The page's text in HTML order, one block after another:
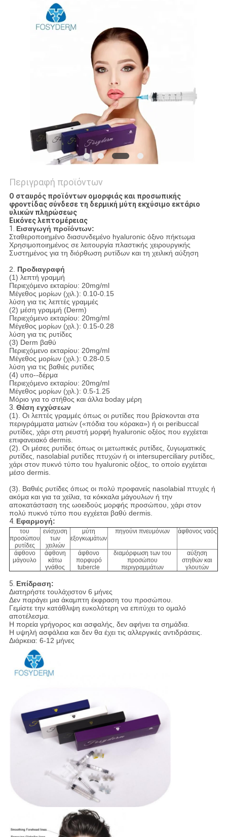
SITEMAP
Περιγραφή προϊόντων
Ο σταυρός προϊόντων ομορφιάς και προσωπικής
φροντίδας σύνδεσε τη δερμική μύτη εκχύσιμο εκτάριο
υλικών πληρώσεως
Εικόνες λεπτομέρειας
1. Εισαγωγή προϊόντων:
Σταθεροποιημένο διασυνδεμένο hyaluronic όξινο πήκτωμα
Χρησιμοποιημένος σε λειτουργία πλαστικής χειρουργικής
Συστημένος για τη διόρθωση ρυτίδων και τη χειλική αύξηση
2. Προδιαγραφή
(1) λεπτή γραμμή
Περιεχόμενο εκταρίου: 20mg/ml
Μέγεθος μορίων (χιλ.): 0.10-0.15
λύση για τις λεπτές γραμμές
(2) μέση γραμμή (Derm)
Περιεχόμενο εκταρίου: 20mg/ml
Μέγεθος μορίων (χιλ.): 0.15-0.28
λύση για τις ρυτίδες
(3) Derm βαθύ
Περιεχόμενο εκταρίου: 20mg/ml
Μέγεθος μορίων (χιλ.): 0.28-0.5
λύση για τις βαθιές ρυτίδες
(4) υπο--δέρμα
Περιεχόμενο εκταρίου: 20mg/ml
Μέγεθος μορίων (χιλ.): 0.5-1.25
Μόριο για το στήθος και άλλα boday μέρη
3. Θέση εγχύσεων
(1). Οι λεπτές γραμμές όπως οι ρυτίδες που βρίσκονται στα
περιγράμματα ματιών («πόδια του κόρακα») ή οι peribuccal
ρυτίδες, χάρι στη ρευστή μορφή hyaluronic οξέος που εγχέεται
επιφανειακό dermis.
(2). Οι μέσες ρυτίδες όπως οι μετωπικές ρυτίδες, ζυγωματικές
ρυτίδες, nasolabial ρυτίδες πτυχών ή οι intersuperciliary ρυτίδες,
χάρι στον πυκνό τύπο του hyaluronic οξέος, το οποίο εγχέεται
μέσο dermis.
(3). Βαθιές ρυτίδες όπως οι πολύ προφανείς nasolabial πτυχές ή
ακόμα και για τα χείλια, τα κόκκαλα μάγουλων ή την
αποκατάσταση της ωοειδούς μορφής προσώπου, χάρι στον
πολύ πυκνό τύπο που εγχέεται βαθύ dermis.
4. Εφαρμογή:
του
προσώπου
ρυτίδες
ενίσχυση
των
χειλιών
μύτη
εξογκωμάτων
πηγούνι πνευμόνων άφθονος ναός
άφθονο
μάγουλο
άφθονη
κάτω
γνάθος
άφθονο
πορφυρό
tubercle
διαμόρφωση των του
προσώπου
περιγραμμάτων
αύξηση
στηθών και
γλουτών
5. Επίδραση:
Διατηρήστε τουλάχιστον 6 μήνες
Δεν παράγει μια άκαμπτη έκφραση του προσώπου.
Γεμίστε την κατάθλιψη ευκολότερη να επιτύχει το ομαλό
αποτέλεσμα.
Η πορεία γρήγορος και ασφαλής, δεν αφήνει τα σημάδια.
Η υψηλή ασφάλεια και δεν θα έχει τις αλλεργικές αντιδράσεις.
Διάρκεια: 6-12 μήνες